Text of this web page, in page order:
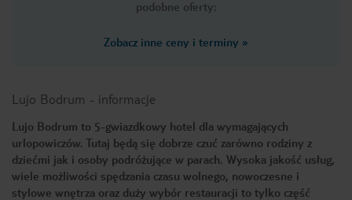
podobne oferty:
Zobacz inne ceny i terminy »
Lujo Bodrum - informacje
Lujo Bodrum to 5-gwiazdkowy hotel dla wymagających
urlopowiczów. Tutaj będą się dobrze czuć zarówno rodziny z
dziećmi jak i osoby podróżujące w parach. Wysoka jakość usług,
wiele możliwości spędzania czasu wolnego, nowoczesne i
stylowe wnętrza oraz duży wybór restauracji to tylko część